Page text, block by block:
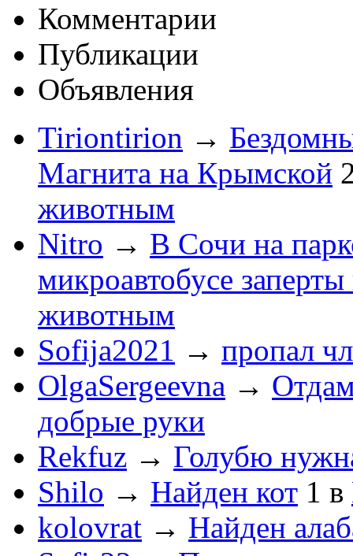
Комментарии
Публикации
Объявления
Tiriontirion →
Магнита на Крымской
животным
Nitro → В Сочи на
микроавтобусе заперты
животным
Sofija2021 → пропал
OlgaSergeevna →
добрые руки
Rekfuz → Голубю
Shilo → Найден кот 1 в
kolovrat → Найден